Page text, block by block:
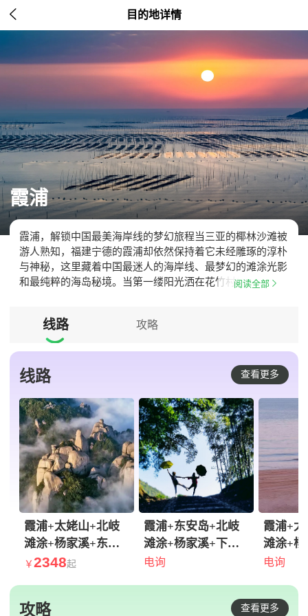
 目的地详情
霞浦
霞浦，解锁中国最美海岸线的梦幻旅程当三亚的椰林沙滩被
游人熟知，福建宁德的霞浦却依然保持着它未经雕琢的淳朴
与神秘，这里藏着中国最迷人的海岸线、最梦幻的滩涂光影
和最纯粹的海岛秘境。当第一缕阳光洒在花竹村的…
阅读全部 
线路 攻略

线路 查看更多
霞浦+太姥山+北岐
滩涂+杨家溪+东海
一号观光步道4日3
轻奢小团 本地土著
￥ 2348起
霞浦+东安岛+北岐
滩涂+杨家溪+下尾
岛5日4晚拼小团
团&霞浦县城5钻酒
电询
霞浦+
滩涂+
里+浒
立减·
付款影 |
电询
攻略 查看更多